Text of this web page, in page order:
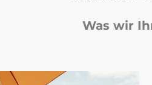
Was wir